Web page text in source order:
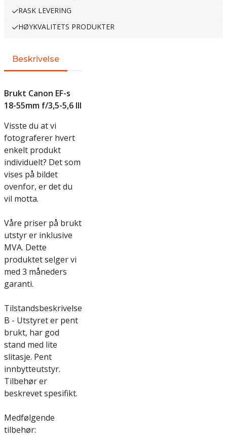
RASK LEVERING
HØYKVALITETS PRODUKTER
Beskrivelse
Brukt Canon EF-s
18-55mm f/3,5-5,6 III
Visste du at vi
fotograferer hvert
enkelt produkt
individuelt? Det som
vises på bildet
ovenfor, er det du
vil motta.
Våre priser på brukt
utstyr er inklusive
MVA. Dette
produktet selger vi
med 3 måneders
garanti.
Tilstandsbeskrivelse
B - Utstyret er pent
brukt, har god
stand med lite
slitasje. Pent
innbytteutstyr.
Tilbehør er
beskrevet spesifikt.
Medfølgende
tilbehør: